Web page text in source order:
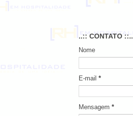
..:: CONTATO ::..
Nome
E-mail *
Mensagem *